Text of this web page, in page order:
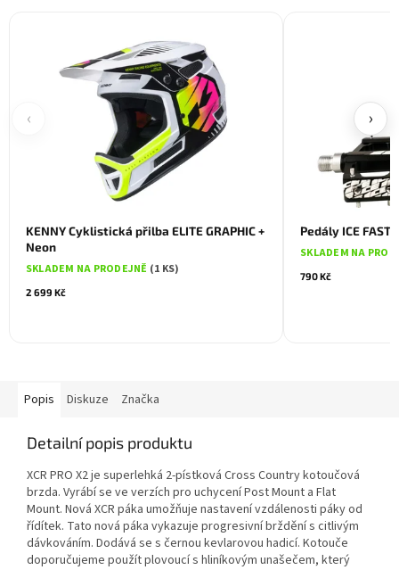
‹
KENNY Cyklistická přilba ELITE GRAPHIC +
Neon
SKLADEM NA PRODEJNĚ (1 KS)
2 699 Kč
Pedály ICE FAST
SKLADEM NA
790 Kč
›
Popis Diskuze Značka
Detailní popis produktu
XCR PRO X2 je superlehká 2-pístková Cross Country kotoučová
brzda. Vyrábí se ve verzích pro uchycení Post Mount a Flat
Mount. Nová XCR páka umožňuje nastavení vzdálenosti páky od
řídítek. Tato nová páka vykazuje progresivní brždění s citlivým
dávkováním. Dodává se s černou kevlarovou hadicí. Kotouče
doporučujeme použít plovoucí s hliníkovým unašečem, který